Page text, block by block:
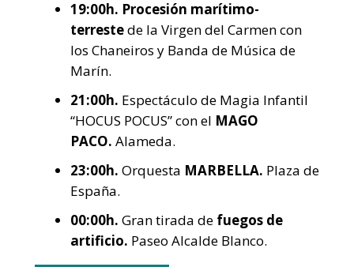
19:00h. Procesión marítimo-
terrestede la Virgen del Carmen con
los Chaneiros y Banda de Música de
Marín.
21:00h. Espectáculo de Magia Infantil
“HOCUS POCUS” con el MAGO
PACO. Alameda.
23:00h. Orquesta MARBELLA. Plaza de
España.
00:00h. Gran tirada de fuegos de
artificio. Paseo Alcalde Blanco.